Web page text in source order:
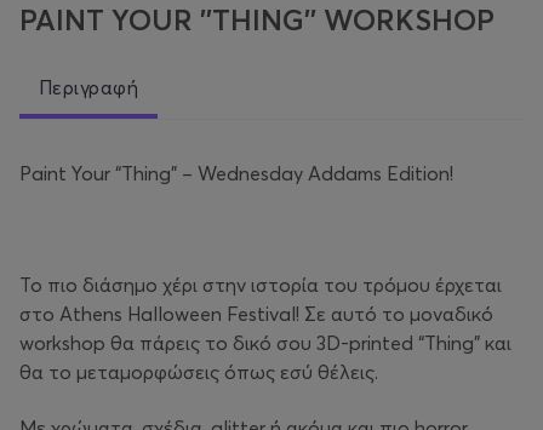
PAINT YOUR ''THING'' WORKSHOP
Περιγραφή
Paint Your “Thing” – Wednesday Addams Edition!
Το πιο διάσημο χέρι στην ιστορία του τρόμου έρχεται
στο Athens Halloween Festival! Σε αυτό το μοναδικό
workshop θα πάρεις το δικό σου 3D-printed “Thing” και
θα το μεταμορφώσεις όπως εσύ θέλεις.